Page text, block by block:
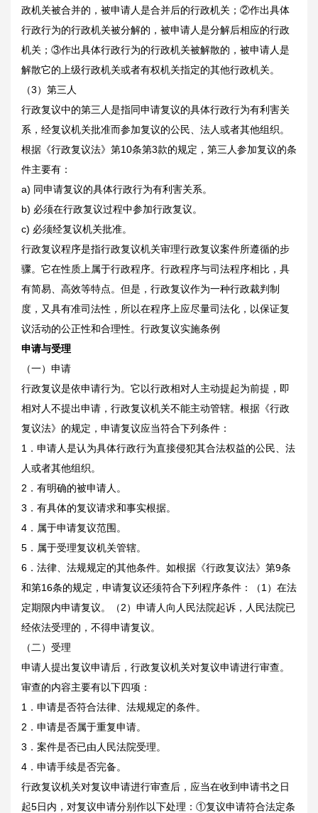
政机关被合并的，被申请人是合并后的行政机关；②作出具体
行政行为的行政机关被分解的，被申请人是分解后相应的行政
机关；③作出具体行政行为的行政机关被解散的，被申请人是
解散它的上级行政机关或者有权机关指定的其他行政机关。
（3）第三人
行政复议中的第三人是指同申请复议的具体行政行为有利害关
系，经复议机关批准而参加复议的公民、法人或者其他组织。
根据《行政复议法》第10条第3款的规定，第三人参加复议的条
件主要有：
a) 同申请复议的具体行政行为有利害关系。
b) 必须在行政复议过程中参加行政复议。
c) 必须经复议机关批准。
行政复议程序是指行政复议机关审理行政复议案件所遵循的步
骤。它在性质上属于行政程序。行政程序与司法程序相比，具
有简易、高效等特点。但是，行政复议作为一种行政裁判制
度，又具有准司法性，所以在程序上应尽量司法化，以保证复
议活动的公正性和合理性。行政复议实施条例
申请与受理
（一）申请
行政复议是依申请行为。它以行政相对人主动提起为前提，即
相对人不提出申请，行政复议机关不能主动管辖。根据《行政
复议法》的规定，申请复议应当符合下列条件：
1．申请人是认为具体行政行为直接侵犯其合法权益的公民、法
人或者其他组织。
2．有明确的被申请人。
3．有具体的复议请求和事实根据。
4．属于申请复议范围。
5．属于受理复议机关管辖。
6．法律、法规规定的其他条件。如根据《行政复议法》第9条
和第16条的规定，申请复议还须符合下列程序条件：（1）在法
定期限内申请复议。（2）申请人向人民法院起诉，人民法院已
经依法受理的，不得申请复议。
（二）受理
申请人提出复议申请后，行政复议机关对复议申请进行审查。
审查的内容主要有以下四项：
1．申请是否符合法律、法规规定的条件。
2．申请是否属于重复申请。
3．案件是否已由人民法院受理。
4．申请手续是否完备。
行政复议机关对复议申请进行审查后，应当在收到申请书之日
起5日内，对复议申请分别作以下处理：①复议申请符合法定条